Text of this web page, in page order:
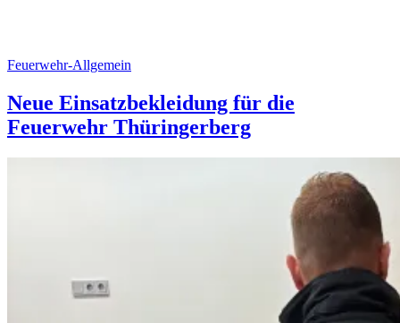
Feuerwehr-Allgemein
Neue Einsatzbekleidung für die
Feuerwehr Thüringerberg